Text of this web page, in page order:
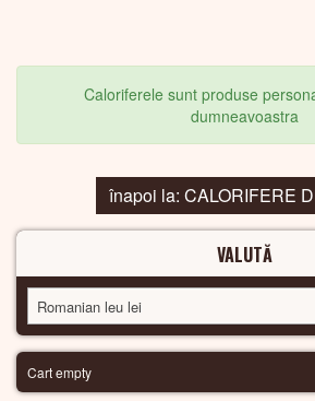
Caloriferele sunt produse
dumneavoastra
înapoi la: CALORIFERE
VALUTĂ
Romanian leu lei
Cart empty